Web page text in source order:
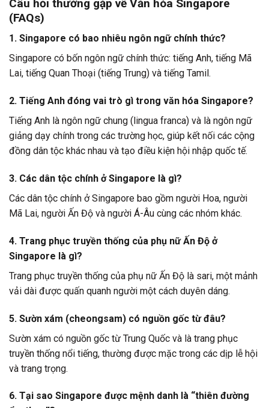
Câu hỏi thường gặp về Văn hóa Singapore
(FAQs)
1. Singapore có bao nhiêu ngôn ngữ chính thức?
Singapore có bốn ngôn ngữ chính thức: tiếng Anh, tiếng Mã
Lai, tiếng Quan Thoại (tiếng Trung) và tiếng Tamil.
2. Tiếng Anh đóng vai trò gì trong văn hóa Singapore?
Tiếng Anh là ngôn ngữ chung (lingua franca) và là ngôn ngữ
giảng dạy chính trong các trường học, giúp kết nối các cộng
đồng dân tộc khác nhau và tạo điều kiện hội nhập quốc tế.
3. Các dân tộc chính ở Singapore là gì?
Các dân tộc chính ở Singapore bao gồm người Hoa, người
Mã Lai, người Ấn Độ và người Á-Âu cùng các nhóm khác.
4. Trang phục truyền thống của phụ nữ Ấn Độ ở
Singapore là gì?
Trang phục truyền thống của phụ nữ Ấn Độ là sari, một mảnh
vải dài được quấn quanh người một cách duyên dáng.
5. Sườn xám (cheongsam) có nguồn gốc từ đâu?
Sườn xám có nguồn gốc từ Trung Quốc và là trang phục
truyền thống nổi tiếng, thường được mặc trong các dịp lễ hội
và trang trọng.
6. Tại sao Singapore được mệnh danh là “thiên đường